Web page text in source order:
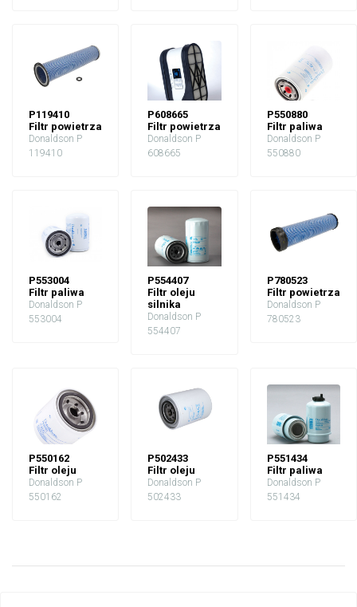
P119410
Filtr powietrza
Donaldson P
119410
P608665
Filtr powietrza
Donaldson P
608665
P550880
Filtr paliwa
Donaldson P
550880
P553004
Filtr paliwa
Donaldson P
553004
P554407
Filtr oleju
silnika
Donaldson P
554407
P780523
Filtr powietrza
Donaldson P
780523
P550162
Filtr oleju
Donaldson P
550162
P502433
Filtr oleju
Donaldson P
502433
P551434
Filtr paliwa
Donaldson P
551434